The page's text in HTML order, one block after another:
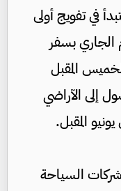
في تفويج أولى
بسفر
المقبل
إلى الآراضي
المقبل.
السياحة